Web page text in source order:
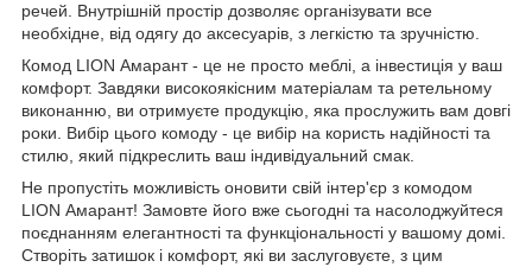
речей. Внутрішній простір дозволяє організувати все
необхідне, від одягу до аксесуарів, з легкістю та зручністю.
Комод LION Амарант - це не просто меблі, а інвестиція у ваш
комфорт. Завдяки високоякісним матеріалам та ретельному
виконанню, ви отримуєте продукцію, яка прослужить вам довгі
роки. Вибір цього комоду - це вибір на користь надійності та
стилю, який підкреслить ваш індивідуальний смак.
Не пропустіть можливість оновити свій інтер'єр з комодом
LION Амарант! Замовте його вже сьогодні та насолоджуйтеся
поєднанням елегантності та функціональності у вашому домі.
Створіть затишок і комфорт, які ви заслуговуєте, з цим